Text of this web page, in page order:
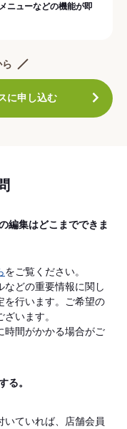
ニューなどの機能が即
に申し込む
編集はどこまでできま
をご覧ください。
などの重要情報に関し
を行います。ご希望の
います。
時間がかかる場合がご
る。
いていれば、店舗会員